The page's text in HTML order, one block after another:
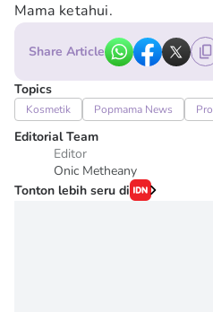
Mama ketahui.
Share Article
Topics
Kosmetik Popmama News
Editorial Team
Editor
Onic Metheany
Tonton lebih seru di